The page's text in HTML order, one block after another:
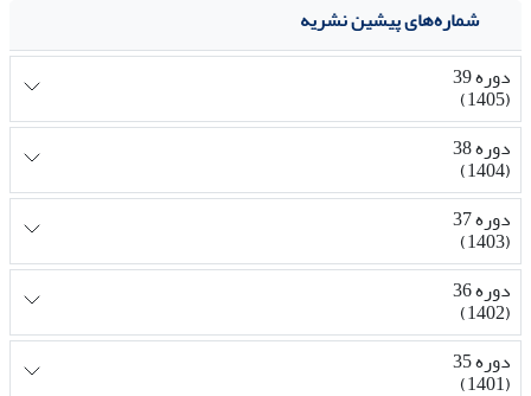
شماره‌های پیشین نشریه
دوره 39
(1405)
دوره 38
(1404)
دوره 37
(1403)
دوره 36
(1402)
دوره 35
(1401)